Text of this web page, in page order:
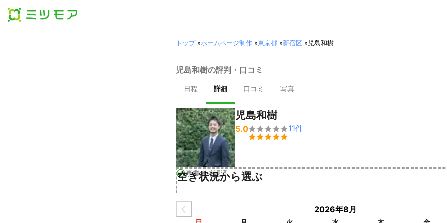
トップ»ホームページ制作 »東京都 »新宿区 »児島和樹
児島和樹の評判・口コミ
日程 詳細 口コミ 写真
事業者確認済
児島和樹
5.0

11件
空き状況から選ぶ
2026年8月